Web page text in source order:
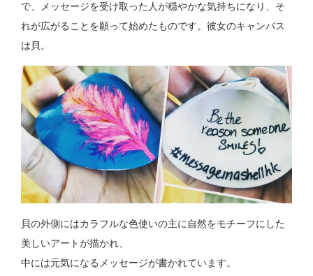
で、メッセージを受け取った人が穏やかな気持ちになり、そ
れが広がることを願って始めたものです。彼女のキャンバス
は貝。
貝の外側にはカラフルな色使いの主に自然をモチーフにした
美しいアートが描かれ、
中には元気になるメッセージが書かれています。